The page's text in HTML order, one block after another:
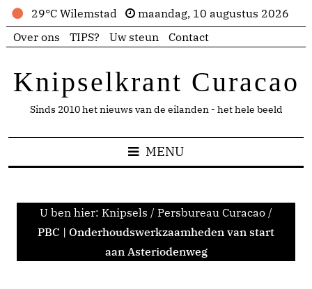
29°C Wilemstad
maandag, 10 augustus 2026
Over ons
TIPS? Uw steun Contact
Knipselkrant Curacao
Sinds 2010 het nieuws van de eilanden - het hele beeld
MENU
U ben hier: Knipsels / Persbureau Curacao /
PBC | Onderhoudswerkzaamheden van start
aan Asteriodenweg